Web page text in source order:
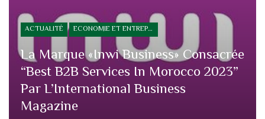
ACTUALITÉ ECONOMIE ET ENTREPRISE
La Marque «inwi Business» Consacrée
“Best B2B Services In Morocco 2023”
Par L’International Business
Magazine